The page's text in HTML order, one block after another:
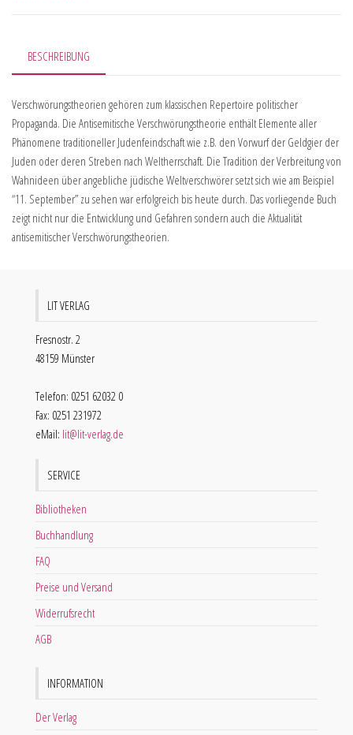
BESCHREIBUNG
Verschwörungstheorien gehören zum klassischen Repertoire politischer
Propaganda. Die Antisemitische Verschwörungstheorie enthält Elemente aller
Phänomene traditioneller Judenfeindschaft wie z.B. den Vorwurf der Geldgier der
Juden oder deren Streben nach Weltherrschaft. Die Tradition der Verbreitung von
Wahnideen über angebliche jüdische Weltverschwörer setzt sich wie am Beispiel
“11. September” zu sehen war erfolgreich bis heute durch. Das vorliegende Buch
zeigt nicht nur die Entwicklung und Gefahren sondern auch die Aktualität
antisemitischer Verschwörungstheorien.
LIT VERLAG
Fresnostr. 2
48159 Münster
Telefon: 0251 62032 0
Fax: 0251 231972
eMail: lit@lit-verlag.de
SERVICE
Bibliotheken
Buchhandlung
FAQ
Preise und Versand
Widerrufsrecht
AGB
INFORMATION
Der Verlag